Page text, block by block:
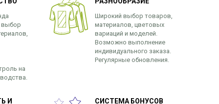
выбор
на
Широкий выбор товаров,
материалов, цветовых
вариаций и моделей.
Возможно выполнение
индивидуального заказа.
Регулярные обновления.
И
СИСТЕМА БОНУСОВ